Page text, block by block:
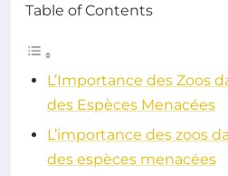
Table of Contents
L’Importance des Zoos
des Espèces Menacées
L’importance des zoos
des espèces menacées